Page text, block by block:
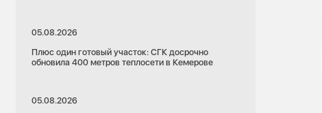
05.08.2026
Плюс один готовый участок: СГК досрочно
обновила 400 метров теплосети в Кемерове
05.08.2026